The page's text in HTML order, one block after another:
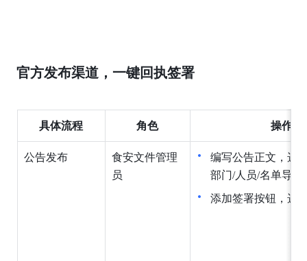
官方发布渠道，一键回执签署
具体流程 角色 操作方
公告发布
食安文件管理
员
编写公告正文，选
部门/人员/名单导入
添加签署按钮，选